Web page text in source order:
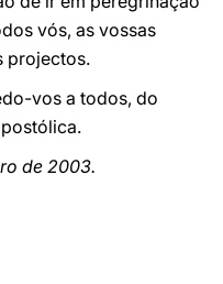
vós, as vossas
projectos.
vos a todos, do
de 2003.